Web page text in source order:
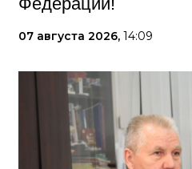
07 августа 2026, 14:09